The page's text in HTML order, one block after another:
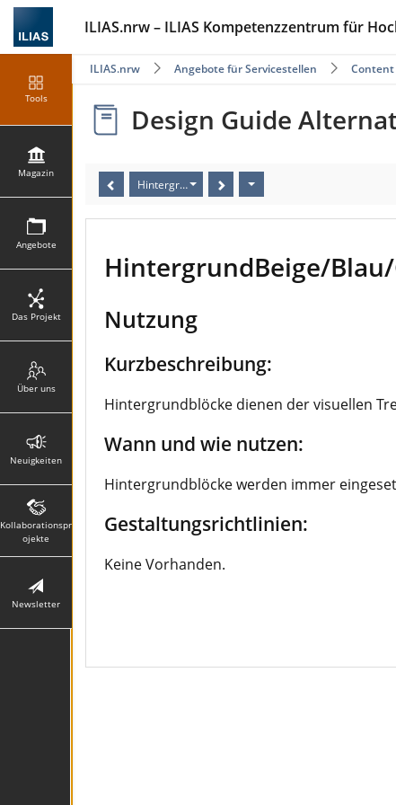
ILIAS.nrw – ILIAS Kompetenzzentrum für
Tools
Magazin
Angebote
Das Projekt
Über uns
Neuigkeiten
Kollaborationspr
ojekte
Newsletter
ILIAS.nrw Angebote für Servicestellen Content
Design Guide
HintergrundBeige/Blau/Grau/Weiss
HintergrundBeige/
Nutzung
Kurzbeschreibung:
Hintergrundblöcke dienen der visuellen
Wann und wie nutzen:
Hintergrundblöcke werden immer
Gestaltungsrichtlinien:
Keine Vorhanden.